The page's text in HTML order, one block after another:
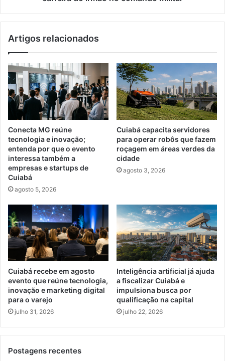
Artigos relacionados
Conecta MG reúne
tecnologia e inovação;
entenda por que o evento
interessa também a
empresas e startups de
Cuiabá
agosto 5, 2026
Cuiabá capacita servidores
para operar robôs que fazem
roçagem em áreas verdes da
cidade
agosto 3, 2026
Cuiabá recebe em agosto
evento que reúne tecnologia,
inovação e marketing digital
para o varejo
julho 31, 2026
Inteligência artificial já ajuda
a fiscalizar Cuiabá e
impulsiona busca por
qualificação na capital
julho 22, 2026
Postagens recentes